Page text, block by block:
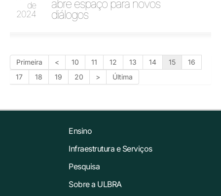
de
2024
abre espaço para novos
diálogos
Primeira < 10 11 12 13 14 15
16
17
18 19 20 > Última
Ensino
Infraestrutura e Serviços
Pesquisa
Sobre a ULBRA